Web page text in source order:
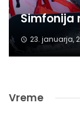
Simfonija
23. januarja,
Vreme